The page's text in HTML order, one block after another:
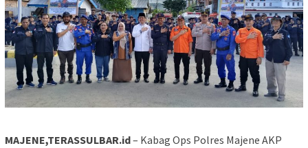
MAJENE,TERASSULBAR.id– Kabag Ops Polres Majene AKP